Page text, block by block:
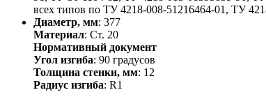
всех типов по ТУ 4218-008-51216464-01, ТУ
Диаметр, мм: 377
Материал: Ст. 20
Нормативный документ
Угол изгиба: 90 градусов
Толщина стенки, мм: 12
Радиус изгиба: R1